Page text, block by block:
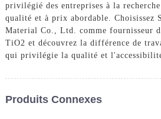
privilégié des entreprises à la
qualité et à prix abordable. Choisissez
Material Co., Ltd. comme fournisseur
TiO2 et découvrez la différence de
qui privilégie la qualité et
Produits Connexes